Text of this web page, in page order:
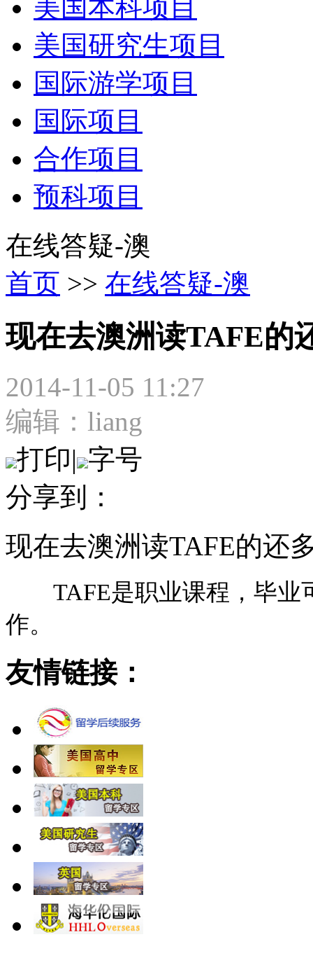
美国本科项目
美国研究生项目
国际游学项目
国际项目
合作项目
预科项目
在线答疑-澳
首页 >> 在线答疑-澳
现在去澳洲读TAFE的
2014-11-05 11:27
编辑：liang
打印| 字号
分享到：
现在去澳洲读TAFE的还
TAFE是职业课程，毕业
作。
友情链接：